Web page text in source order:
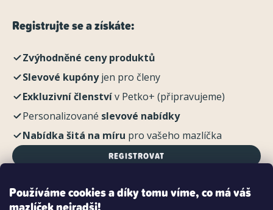
Používáme cookies a díky tomu víme, co má váš
Registrujte se a získáte:
Zvýhodněné ceny produktů
Slevové kupónyjen pro členy
Exkluzivní členstvív Petko+ (připravujeme)
Personalizované slevové nabídky
Nabídka šitá na míru pro vašeho mazlíčka
REGISTROVAT